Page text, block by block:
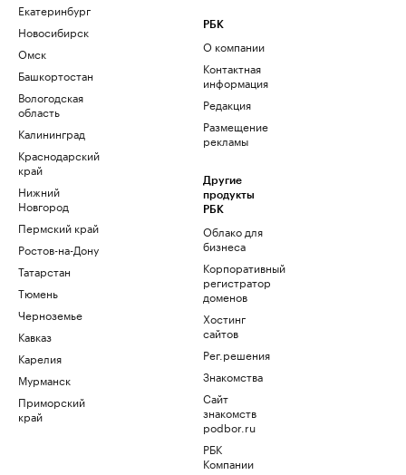
Екатеринбург
Новосибирск
Омск
Башкортостан
Вологодская
область
Калининград
Краснодарский
край
Нижний
Новгород
Пермский край
Ростов-на-Дону
Татарстан
Тюмень
Черноземье
Кавказ
Карелия
Мурманск
Приморский
край
РБК
О компании
Контактная
информация
Редакция
Размещение
рекламы
Другие
продукты
РБК
Облако для
бизнеса
Корпоративный
регистратор
доменов
Хостинг
сайтов
Рег.решения
Знакомства
Сайт
знакомств
podbor.ru
РБК
Компании